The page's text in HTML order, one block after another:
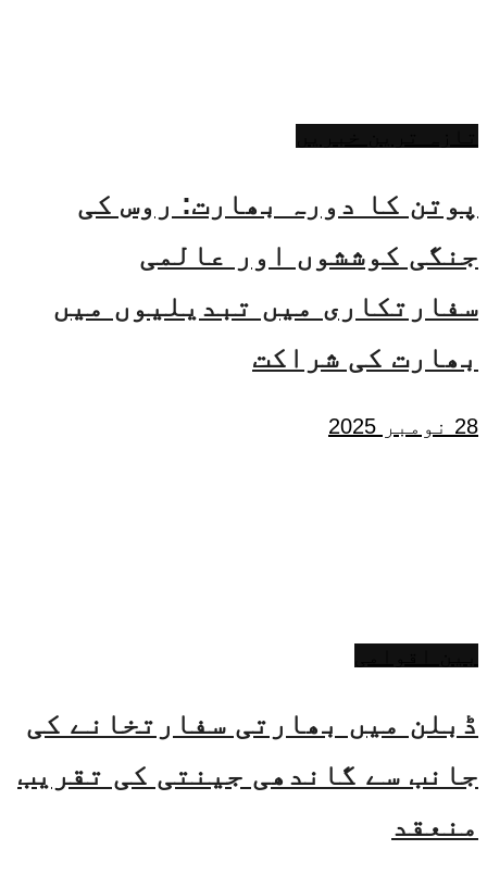
پوتن کا دورہ بھارت: روس کی
جنگی کوششوں اور عالمی
سفارتکاری میں تبدیلیوں میں
بھارت کی شراکت
28 نومبر 2025
ڈبلن میں بھارتی سفارتخانے کی
جانب سے گاندھی جینتی کی تقریب
منعقد